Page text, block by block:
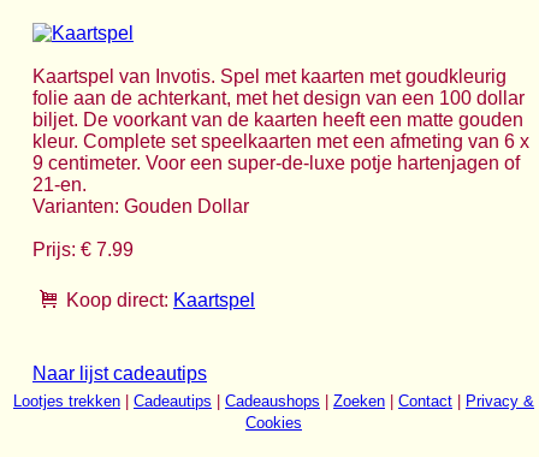
Kaartspel van Invotis. Spel met kaarten met goudkleurig
folie aan de achterkant, met het design van een 100 dollar
biljet. De voorkant van de kaarten heeft een matte gouden
kleur. Complete set speelkaarten met een afmeting van 6 x
9 centimeter. Voor een super-de-luxe potje hartenjagen of
21-en.
Varianten: Gouden Dollar
Prijs: € 7.99
Koop direct: Kaartspel
Naar lijst cadeautips
Lootjes trekken Cadeautips Cadeaushops Zoeken Contact
Privacy &
Cookies